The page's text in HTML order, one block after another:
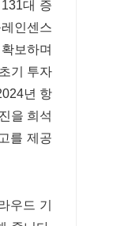
대 증
인센스
보하며
기 투자
년 항
을 희석
를 제공
우드 기